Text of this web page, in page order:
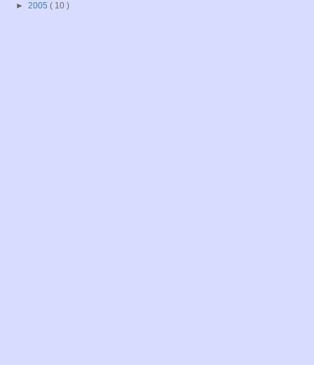
► 2005 ( 10 )